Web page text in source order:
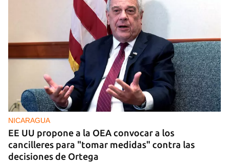
NICARAGUA
EE UU propone a la OEA convocar a los
cancilleres para "tomar medidas" contra las
decisiones de Ortega